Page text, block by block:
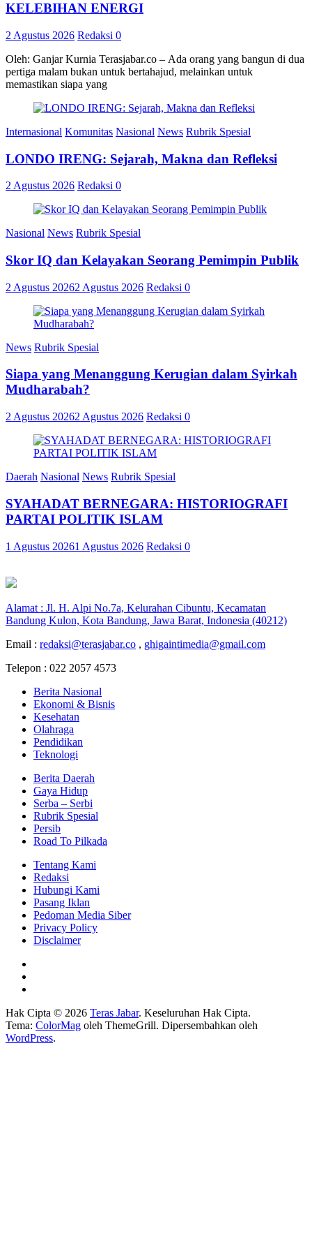
KELEBIHAN ENERGI
2 Agustus 2026 Redaksi 0
Oleh: Ganjar Kurnia Terasjabar.co – Ada orang yang bangun di dua
pertiga malam bukan untuk bertahajud, melainkan untuk
memastikan siapa yang
Internasional Komunitas Nasional News Rubrik Spesial
LONDO IRENG: Sejarah, Makna dan Refleksi
2 Agustus 2026 Redaksi 0
Nasional News Rubrik Spesial
Skor IQ dan Kelayakan Seorang Pemimpin Publik
2 Agustus 20262 Agustus 2026 Redaksi 0
News Rubrik Spesial
Siapa yang Menanggung Kerugian dalam Syirkah
Mudharabah?
2 Agustus 20262 Agustus 2026 Redaksi 0
Daerah Nasional News Rubrik Spesial
SYAHADAT BERNEGARA: HISTORIOGRAFI
PARTAI POLITIK ISLAM
1 Agustus 20261 Agustus 2026 Redaksi 0
Alamat : Jl. H. Alpi No.7a, Kelurahan Cibuntu, Kecamatan
Bandung Kulon, Kota Bandung, Jawa Barat, Indonesia (40212)
Email : redaksi@terasjabar.co , ghigaintimedia@gmail.com
Telepon : 022 2057 4573
Berita Nasional
Ekonomi & Bisnis
Kesehatan
Olahraga
Pendidikan
Teknologi
Berita Daerah
Gaya Hidup
Serba – Serbi
Rubrik Spesial
Persib
Road To Pilkada
Tentang Kami
Redaksi
Hubungi Kami
Pasang Iklan
Pedoman Media Siber
Privacy Policy
Disclaimer
Hak Cipta © 2026 Teras Jabar. Keseluruhan Hak Cipta.
Tema: ColorMag oleh ThemeGrill. Dipersembahkan oleh
WordPress.